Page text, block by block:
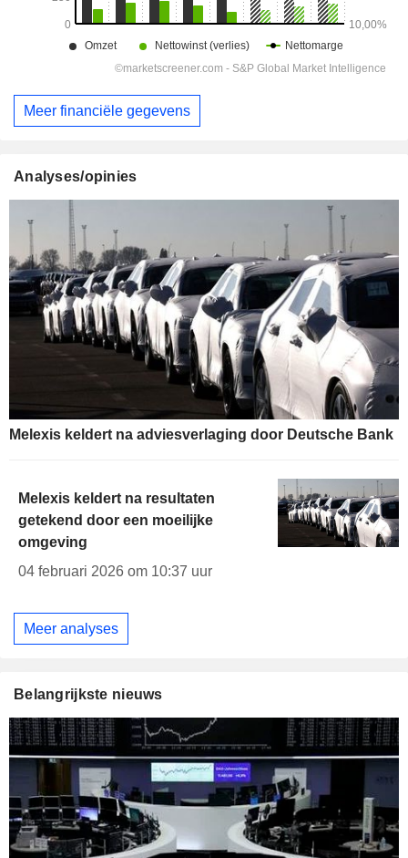
Meer financiële gegevens
Analyses/opinies
Melexis keldert na adviesverlaging door Deutsche Bank
Melexis keldert na resultaten
getekend door een moeilijke
omgeving
04 februari 2026 om 10:37 uur
Meer analyses
Belangrijkste nieuws